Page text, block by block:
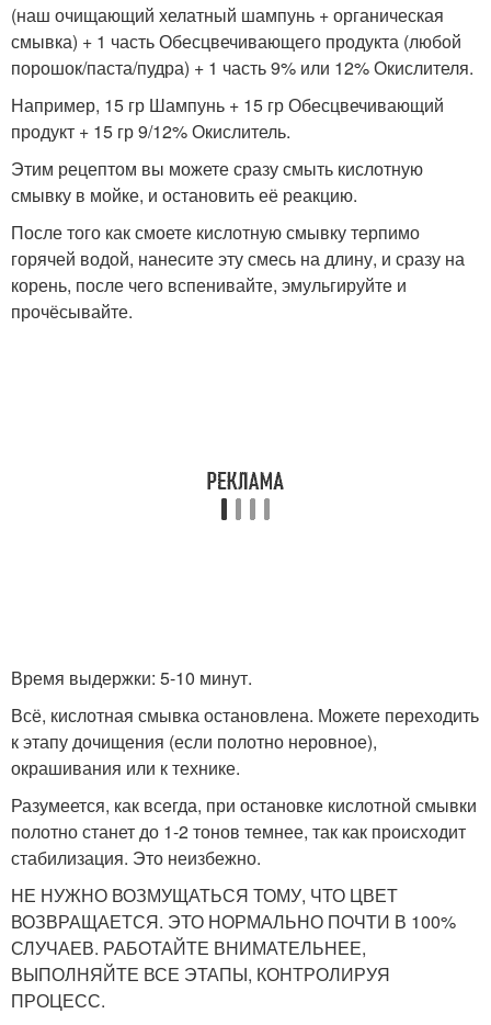
(наш очищающий хелатный шампунь + органическая
смывка) + 1 часть Обесцвечивающего продукта (любой
порошок/паста/пудра) + 1 часть 9% или 12% Окислителя.
Например, 15 гр Шампунь + 15 гр Обесцвечивающий
продукт + 15 гр 9/12% Окислитель.
Этим рецептом вы можете сразу смыть кислотную
смывку в мойке, и остановить её реакцию.
После того как смоете кислотную смывку терпимо
горячей водой, нанесите эту смесь на длину, и сразу на
корень, после чего вспенивайте, эмульгируйте и
прочёсывайте.
Время выдержки: 5-10 минут.
Всё, кислотная смывка остановлена. Можете переходить
к этапу дочищения (если полотно неровное),
окрашивания или к технике.
Разумеется, как всегда, при остановке кислотной смывки
полотно станет до 1-2 тонов темнее, так как происходит
стабилизация. Это неизбежно.
НЕ НУЖНО ВОЗМУЩАТЬСЯ ТОМУ, ЧТО ЦВЕТ
ВОЗВРАЩАЕТСЯ. ЭТО НОРМАЛЬНО ПОЧТИ В 100%
СЛУЧАЕВ. РАБОТАЙТЕ ВНИМАТЕЛЬНЕЕ,
ВЫПОЛНЯЙТЕ ВСЕ ЭТАПЫ, КОНТРОЛИРУЯ
ПРОЦЕСС.